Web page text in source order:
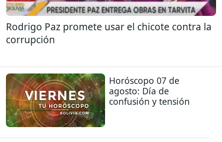
Rodrigo Paz promete usar el chicote contra la
corrupción
Horóscopo 07 de
agosto: Día de
confusión y tensión